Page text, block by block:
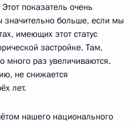
показатель очень
больше, если мы
имеющих этот статус
застройке. Там,
много раз увеличиваются.
не снижается
лет.
нашего национального